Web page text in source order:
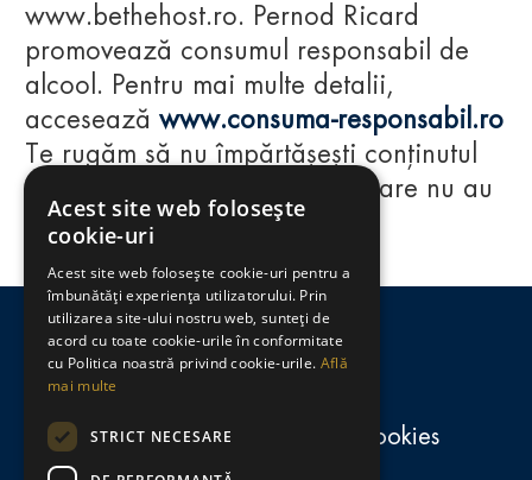
Regulamente
consumă-responsabil.ro
Politica de confidențialitate și cookies
www.bethehost.ro. Pernod Ricard
promovează consumul responsabil de
alcool. Pentru mai multe detalii,
accesează www.consuma-responsabil.ro
Te rugăm să nu împărtășești conținutul
acestui website cu persoane care nu au
împlinit vârsta de 18 ani.
Acest site web folosește
cookie-uri
Acest site web folosește cookie-uri pentru a
îmbunătăți experiența utilizatorului. Prin
utilizarea site-ului nostru web, sunteți de
acord cu toate cookie-urile în conformitate
cu Politica noastră privind cookie-urile. Află
mai multe
STRICT NECESARE